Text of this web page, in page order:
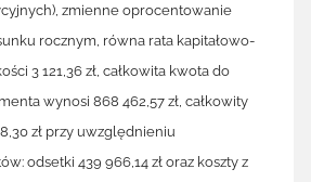
zmienne oprocentowanie
rocznym, równa rata kapitałowo-
3 121,36 zł, całkowita kwota do
wynosi 868 462,57 zł, całkowity
zł przy uwzględnieniu
odsetki 439 966,14 zł oraz koszty z